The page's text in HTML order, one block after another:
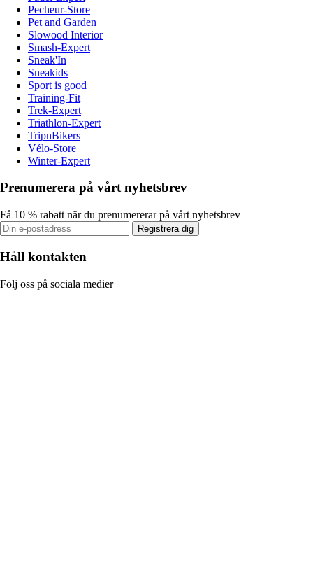
Pecheur-Store
Pet and Garden
Slowood Interior
Smash-Expert
Sneak'In
Sneakids
Sport is good
Training-Fit
Trek-Expert
Triathlon-Expert
TripnBikers
Vélo-Store
Winter-Expert
Prenumerera på vårt nyhetsbrev
Få 10 % rabatt när du prenumererar på vårt nyhetsbrev
Registrera dig
Håll kontakten
Följ oss på sociala medier